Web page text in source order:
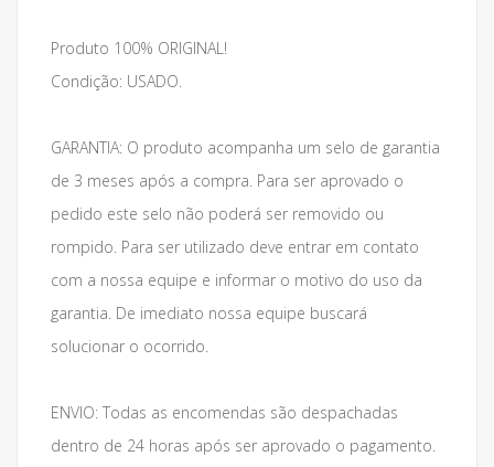
Produto 100% ORIGINAL!
Condição: USADO.
GARANTIA: O produto acompanha um selo de garantia
de 3 meses após a compra. Para ser aprovado o
pedido este selo não poderá ser removido ou
rompido. Para ser utilizado deve entrar em contato
com a nossa equipe e informar o motivo do uso da
garantia. De imediato nossa equipe buscará
solucionar o ocorrido.
ENVIO: Todas as encomendas são despachadas
dentro de 24 horas após ser aprovado o pagamento.